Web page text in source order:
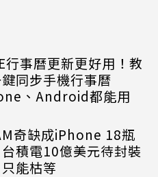
行事曆更新更好用！教
同步手機行事曆
、Android都能用
奇缺成iPhone 18瓶
積電10億美元待封裝
能枯等